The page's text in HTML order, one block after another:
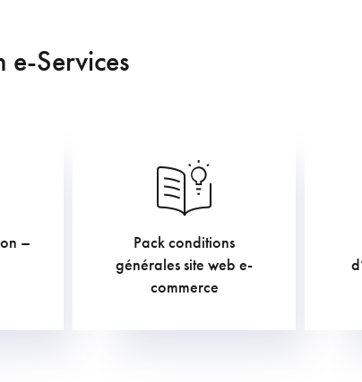
e-Services
–
Pack conditions
générales site web e-
commerce
1.210,00€